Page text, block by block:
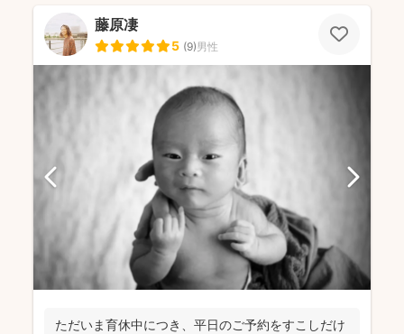
藤原凄
5 (9)男性
ただいま育休中につき、平日のご予約をすこしだけ